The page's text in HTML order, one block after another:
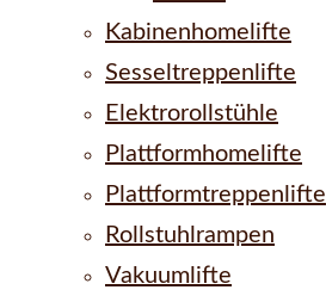
Kabinenhomelifte
Sesseltreppenlifte
Elektrorollstühle
Plattformhomelifte
Plattformtreppenlifte
Rollstuhlrampen
Vakuumlifte